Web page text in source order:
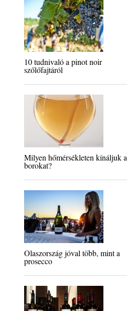
10 tudnivaló a pinot noir
szőlőfajtáról
Milyen hőmérsékleten kínáljuk a
borokat?
Olaszország jóval több, mint a
prosecco